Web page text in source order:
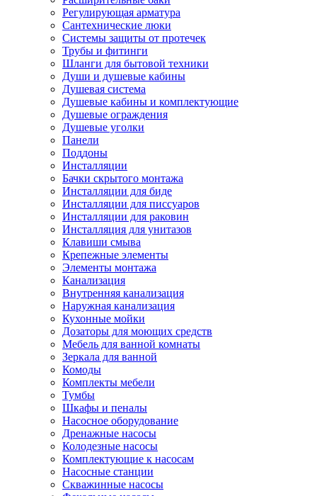
Регулирующая арматура
Сантехнические люки
Системы защиты от протечек
Трубы и фитинги
Шланги для бытовой техники
Души и душевые кабины
Душевая система
Душевые кабины и комплектующие
Душевые ограждения
Душевые уголки
Панели
Поддоны
Инсталляции
Бачки скрытого монтажа
Инсталляции для биде
Инсталляции для писсуаров
Инсталляции для раковин
Инсталляция для унитазов
Клавиши смыва
Крепежные элементы
Элементы монтажа
Канализация
Внутренняя канализация
Наружная канализация
Кухонные мойки
Дозаторы для моющих средств
Мебель для ванной комнаты
Зеркала для ванной
Комоды
Комплекты мебели
Тумбы
Шкафы и пеналы
Насосное оборудование
Дренажные насосы
Колодезные насосы
Комплектующие к насосам
Насосные станции
Скважинные насосы